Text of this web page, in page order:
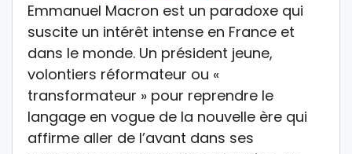
Emmanuel Macron est un paradoxe qui
suscite un intérêt intense en France et
dans le monde. Un président jeune,
volontiers réformateur ou «
transformateur » pour reprendre le
langage en vogue de la nouvelle ère qui
affirme aller de l’avant dans ses